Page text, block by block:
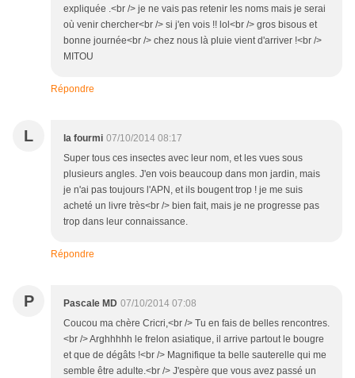
expliquée .<br /> je ne vais pas retenir les noms mais je serai
où venir chercher<br /> si j'en vois !! lol<br /> gros bisous et
bonne journée<br /> chez nous là pluie vient d'arriver !<br />
MITOU
Répondre
L la fourmi 07/10/2014 08:17
Super tous ces insectes avec leur nom, et les vues sous
plusieurs angles. J'en vois beaucoup dans mon jardin, mais
je n'ai pas toujours l'APN, et ils bougent trop ! je me suis
acheté un livre très<br /> bien fait, mais je ne progresse pas
trop dans leur connaissance.
Répondre
P Pascale MD 07/10/2014 07:08
Coucou ma chère Cricri,<br /> Tu en fais de belles rencontres.
<br /> Arghhhhh le frelon asiatique, il arrive partout le bougre
et que de dégâts !<br /> Magnifique ta belle sauterelle qui me
semble être adulte.<br /> J'espère que vous avez passé un